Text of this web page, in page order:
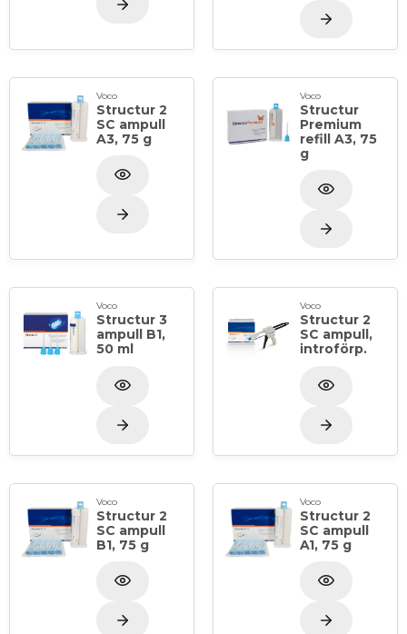
Voco
Structur 2
SC ampull
A3, 75 g
Voco
Structur
Premium
refill A3, 75
g
Voco
Structur 3
ampull B1,
50 ml
Voco
Structur 2
SC ampull,
introförp.
Voco
Structur 2
SC ampull
B1, 75 g
Voco
Structur 2
SC ampull
A1, 75 g